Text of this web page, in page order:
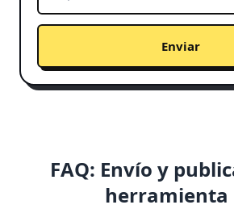
Enviar
FAQ: Envío y
herramienta